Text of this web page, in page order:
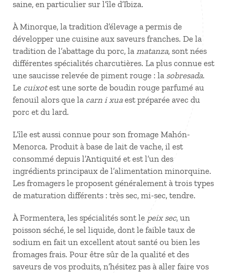
saine, en particulier sur l’île d’Ibiza.
À Minorque, la tradition d’élevage a permis de
développer une cuisine aux saveurs franches. De la
tradition de l’abattage du porc, la matanza, sont nées
différentes spécialités charcutières. La plus connue est
une saucisse relevée de piment rouge : la sobresada.
Le cuixotest une sorte de boudin rouge parfumé au
fenouil alors que la carn i xua est préparée avec du
porc et du lard.
L’île est aussi connue pour son fromage Mahón-
Menorca. Produit à base de lait de vache, il est
consommé depuis l’Antiquité et est l’un des
ingrédients principaux de l’alimentation minorquine.
Les fromagers le proposent généralement à trois types
de maturation différents : très sec, mi-sec, tendre.
À Formentera, les spécialités sont le peix sec, un
poisson séché, le sel liquide, dont le faible taux de
sodium en fait un excellent atout santé ou bien les
fromages frais. Pour être sûr de la qualité et des
saveurs de vos produits, n’hésitez pas à aller faire vos